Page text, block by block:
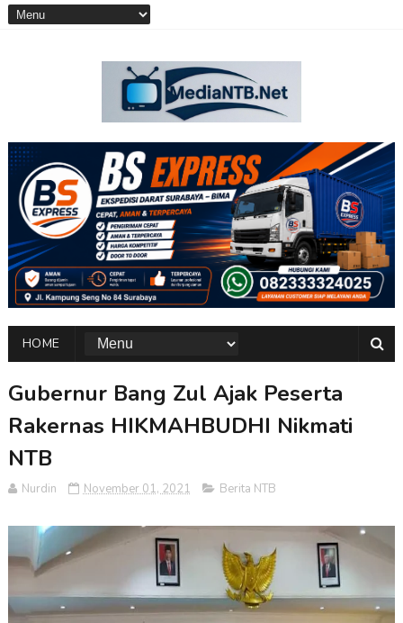
HOME
Gubernur Bang Zul Ajak Peserta
Rakernas HIKMAHBUDHI Nikmati
NTB
Nurdin November 01, 2021 Berita NTB